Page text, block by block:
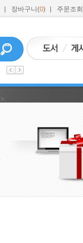
| 장바구니(0) | 주문조회